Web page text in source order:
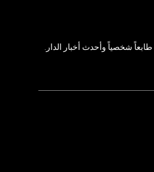
شخصياً وأحدث أخبار الدار.